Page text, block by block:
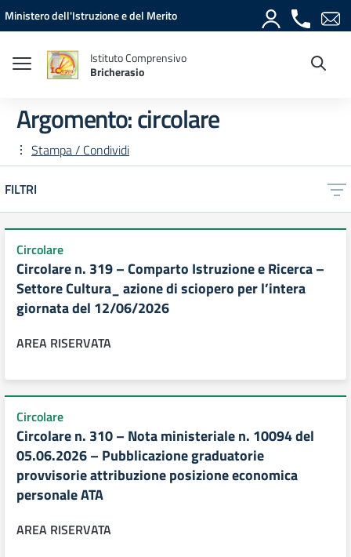
Vai ai contenuti
Vai al menu di navigazione
Vai al footer
Ministero dell'Istruzione e del Merito
Istituto Comprensivo
Bricherasio
Argomento: circolare
Stampa / Condividi
FILTRI
Circolare
Circolare n. 319 – Comparto Istruzione e Ricerca –
Settore Cultura_ azione di sciopero per l’intera
giornata del 12/06/2026
AREA RISERVATA
Circolare
Circolare n. 310 – Nota ministeriale n. 10094 del
05.06.2026 – Pubblicazione graduatorie
provvisorie attribuzione posizione economica
personale ATA
AREA RISERVATA